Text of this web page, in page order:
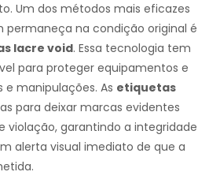
Um dos métodos mais eficazes
na condição original é
lacre void. Essa tecnologia tem
para proteger equipamentos e
manipulações. As etiquetas
para deixar marcas evidentes
violação, garantindo a integridade
alerta visual imediato de que a